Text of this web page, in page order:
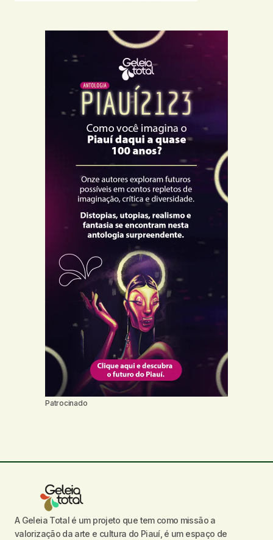
Patrocinado
A Geleia Total é um projeto que tem como missão a
valorização da arte e cultura do Piauí, é um espaço de